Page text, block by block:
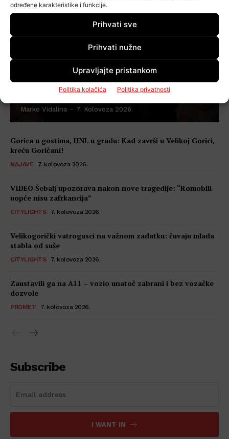
određene karakteristike i funkcije.
Prihvati sve
Prihvati nužne
Upravljajte pristankom
Politika kolačića Politika privatnosti
Duhovna priprema za
Veliku Gospu: Devetnicu
u Vukovini predvodi
mons. Koren
Marko Vidalina - 7. Kolovoza 2026.
Gorica u gostima, HNL u gradu: Kad završi u Velikoj Gorici,
kreću Goričani!
NAJAVE 7. kolovoza 2026.
VIDEO Šebalj upozorava nakon nove tragedije: “Romobili
uopće nisu zafrkancija”
CITYLIGHTS 7. kolovoza 2026.
Velikogorički vatrogasci na važnom zadatku: čuvaju mlada
stabla od suše
CITYLIGHTS 7. kolovoza 2026.
Zaustavili ga na A11 – vozio unatoč zabrani i bez vozačke
dozvole
PROMET 7. kolovoza 2026.
Subscribe
I WANT IN